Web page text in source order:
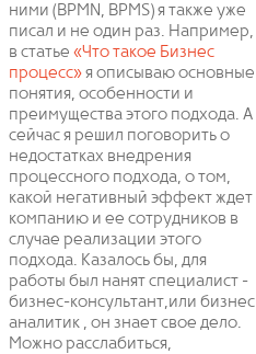
ними (BPMN, BPMS) я также уже
писал и не один раз. Например,
в статье «Что такое Бизнес
процесс»я описываю основные
понятия, особенности и
преимущества этого подхода. А
сейчас я решил поговорить о
недостатках внедрения
процессного подхода, о том,
какой негативный эффект ждет
компанию и ее сотрудников в
случае реализации этого
подхода. Казалось бы, для
работы был нанят специалист -
бизнес-консультант,или бизнес
аналитик , он знает свое дело.
Можно расслабиться,